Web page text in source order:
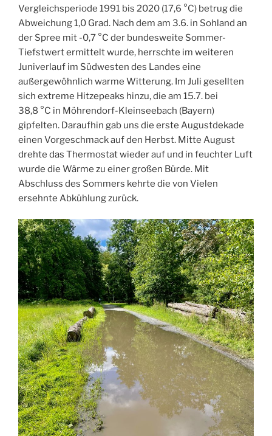
Vergleichsperiode 1991 bis 2020 (17,6 °C) betrug die
Abweichung 1,0 Grad. Nach dem am 3.6. in Sohland an
der Spree mit -0,7 °C der bundesweite Sommer-
Tiefstwert ermittelt wurde, herrschte im weiteren
Juniverlauf im Südwesten des Landes eine
außergewöhnlich warme Witterung. Im Juli gesellten
sich extreme Hitzepeaks hinzu, die am 15.7. bei
38,8 °C in Möhrendorf-Kleinseebach (Bayern)
gipfelten. Daraufhin gab uns die erste Augustdekade
einen Vorgeschmack auf den Herbst. Mitte August
drehte das Thermostat wieder auf und in feuchter Luft
wurde die Wärme zu einer großen Bürde. Mit
Abschluss des Sommers kehrte die von Vielen
ersehnte Abkühlung zurück.